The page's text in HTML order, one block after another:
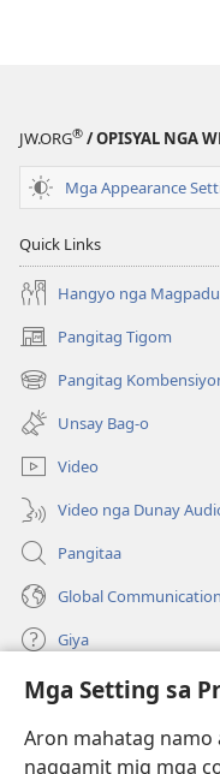
Mga Setting sa
Aron mahatag namo
naggamit mig mga
JW.ORG® / OPISYAL NGA
Mga Appearance
Quick Links
Hangyo nga
Pangitag Tigom
(mo-
open
ug
bag-
ong
window)
Pangitag
(mo-
open
ug
bag-
ong
window)
Unsay Bag-o
Video
Video nga Dunay
Pangitaa
Global Communication
Giya
Donasyon
(mo-
open
Watchtower ONLINE